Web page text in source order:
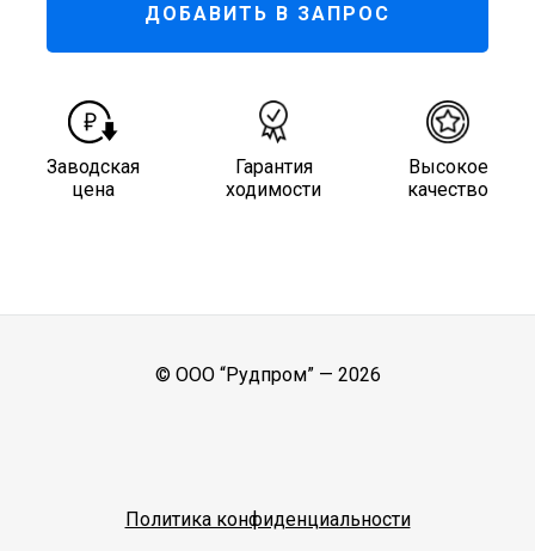
ДОБАВИТЬ В ЗАПРОС
Заводская
цена
Гарантия
ходимости
Высокое
качество
© ООО “Рудпром” — 2026
Политика конфиденциальности